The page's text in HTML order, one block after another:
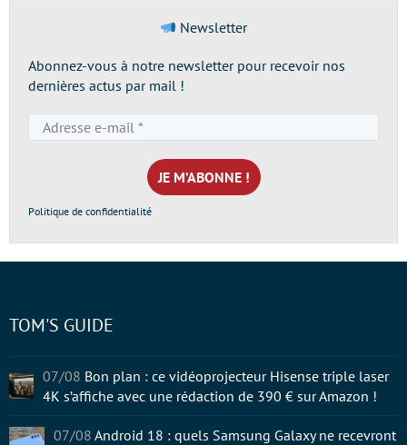
Newsletter
Abonnez-vous à notre newsletter pour recevoir nos
dernières actus par mail !
e-
mail
*
Politique de confidentialité
TOM'S GUIDE
07/08 Bon plan : ce vidéoprojecteur Hisense triple laser
4K s’affiche avec une rédaction de 390 € sur Amazon !
07/08 Android 18 : quels Samsung Galaxy ne recevront